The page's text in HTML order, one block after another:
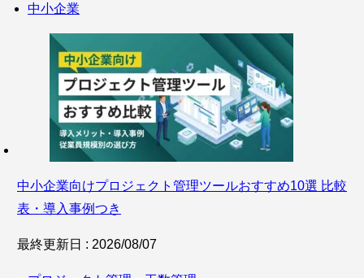
中小企業
中小企業向けプロジェクト管理ツールおすすめ10選 比較
表・導入事例つき
最終更新日 : 2026/08/07